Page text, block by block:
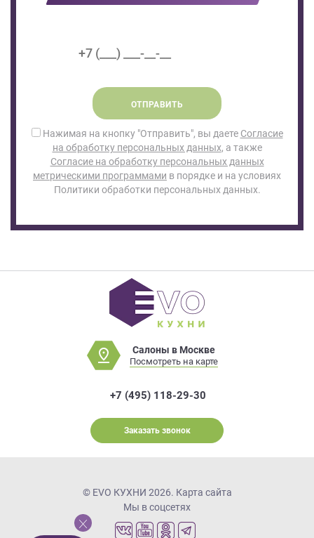
ОТПРАВИТЬ
Нажимая на кнопку "Отправить", вы даете Согласие
на обработку персональных данных, а также
Согласие на обработку персональных данных
метрическими программами в порядке и на условиях
Политики обработки персональных данных.
Салоны в Москве
Посмотреть на карте
+7 (495) 118-29-30
Заказать звонок
© EVO КУХНИ 2026. Карта сайта
Мы в соцсетях